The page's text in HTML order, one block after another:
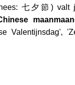
七夕節) valt
Valentijnsdag',